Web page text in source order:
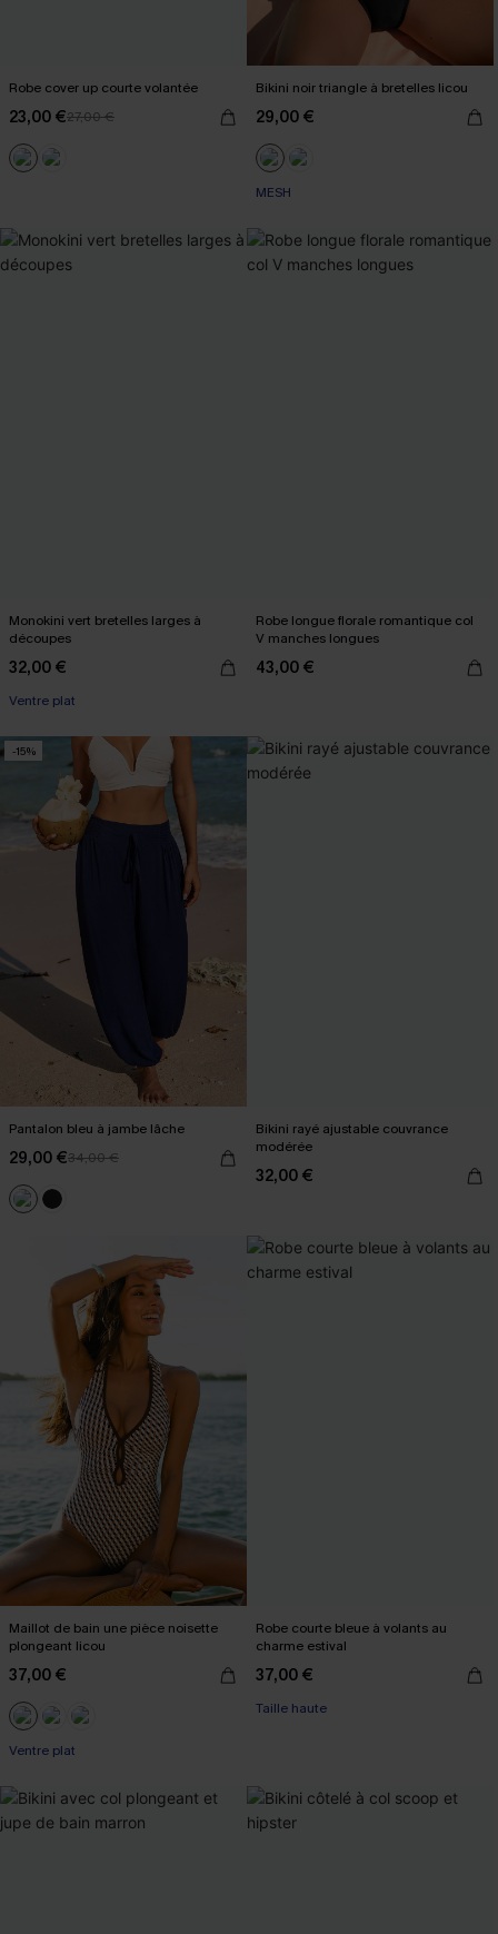
Robe cover up courte volantée
23,00 €27,00 €
Bikini noir triangle à bretelles licou
29,00 €
MESH
Monokini vert bretelles larges à
découpes
32,00 €
Ventre plat
Robe longue florale romantique col
V manches longues
43,00 €
-15%
Pantalon bleu à jambe lâche
29,00 €34,00 €
Bikini rayé ajustable couvrance
modérée
32,00 €
Maillot de bain une pièce noisette
plongeant licou
37,00 €
Ventre plat
Robe courte bleue à volants au
charme estival
37,00 €
Taille haute